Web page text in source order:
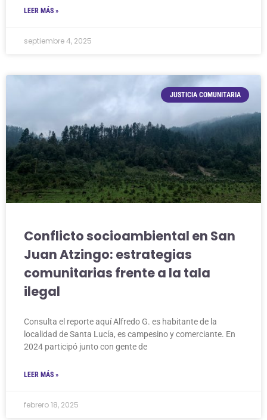
LEER MÁS »
septiembre 4, 2025
JUSTICIA COMUNITARIA
Conflicto socioambiental en San
Juan Atzingo: estrategias
comunitarias frente a la tala
ilegal
Consulta el reporte aquí Alfredo G. es habitante de la
localidad de Santa Lucía, es campesino y comerciante. En
2024 participó junto con gente de
LEER MÁS »
febrero 18, 2025